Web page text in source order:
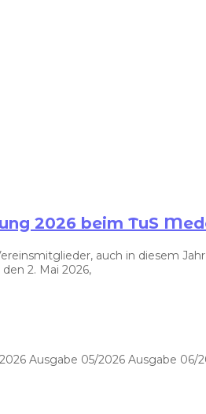
2026 beim TuS
auch in diesem
2. Mai 2026,
Ausgabe 05/2026 Ausgabe 06/